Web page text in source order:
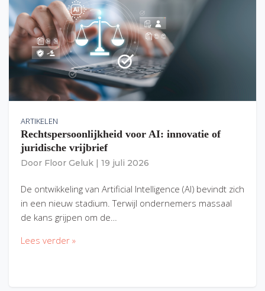
ARTIKELEN
Rechtspersoonlijkheid voor AI: innovatie of
juridische vrijbrief
Door Floor Geluk 19 juli 2026
De ontwikkeling van Artificial Intelligence (AI) bevindt zich
in een nieuw stadium. Terwijl ondernemers massaal
de kans grijpen om de…
Lees verder »